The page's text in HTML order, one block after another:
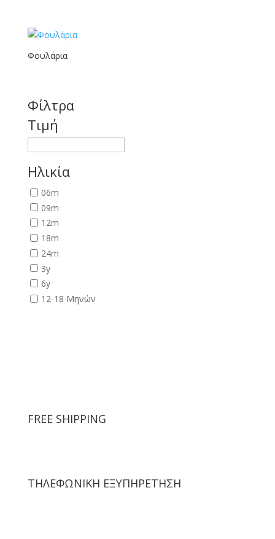
Φουλάρια
Φίλτρα
Τιμή
Ηλικία
06m
09m
12m
18m
24m
3y
6y
12-18 Μηνών
FREE SHIPPING
ΤΗΛΕΦΩΝΙΚΗ ΕΞΥΠΗΡΕΤΗΣΗ